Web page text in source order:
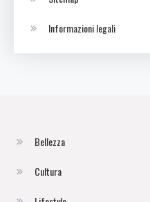
Informazioni legali
Bellezza
Cultura